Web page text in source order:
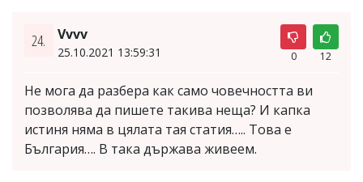
24. Vvvv
25.10.2021 13:59:31 0 12
Не мога да разбера как само човечността ви
позволява да пишете такива неща? И капка
истиня няма в цялата тая статия….. Това е
България…. В така държава живеем.